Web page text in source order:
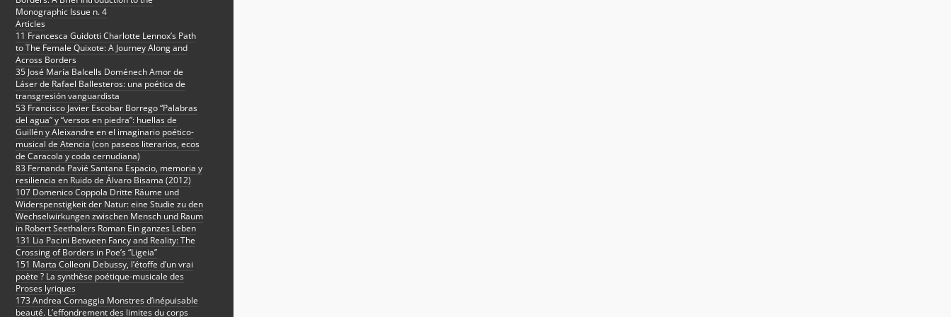
Monographic Issue n. 4
Articles
11 Francesca Guidotti Charlotte Lennox’s Path
to The Female Quixote: A Journey Along and
Across Borders
35 José María Balcells Doménech Amor de
Láser de Rafael Ballesteros: una poética de
transgresión vanguardista
53 Francisco Javier Escobar Borrego “Palabras
del agua” y “versos en piedra”: huellas de
Guillén y Aleixandre en el imaginario poético-
musical de Atencia (con paseos literarios, ecos
de Caracola y coda cernudiana)
83 Fernanda Pavié Santana Espacio, memoria y
resiliencia en Ruido de Álvaro Bisama (2012)
107 Domenico Coppola Dritte Räume und
Widerspenstigkeit der Natur: eine Studie zu den
Wechselwirkungen zwischen Mensch und Raum
in Robert Seethalers Roman Ein ganzes Leben
131 Lia Pacini Between Fancy and Reality: The
Crossing of Borders in Poe’s “Ligeia”
151 Marta Colleoni Debussy, l’étoffe d’un vrai
poète ? La synthèse poétique-musicale des
Proses lyriques
173 Andrea Cornaggia Monstres d’inépuisable
beauté. L’effondrement des limites du corps